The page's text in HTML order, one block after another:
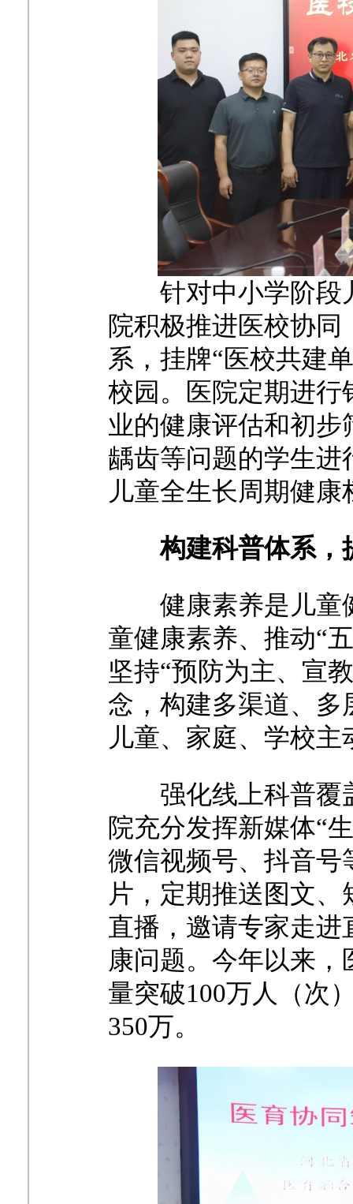
针对中小学阶段
院积极推进医校协
系，挂牌“医校共建
校园。医院定期进
业的健康评估和初
龋齿等问题的学生
儿童全生长周期健康
构建科普体系，
健康素养是儿童
童健康素养、推动“
坚持“预防为主、宣
念，构建多渠道、
儿童、家庭、学校
强化线上科普覆
院充分发挥新媒体“
微信视频号、抖音号
片，定期推送图文
直播，邀请专家走
康问题。今年以来
量突破100万人（次
350万。